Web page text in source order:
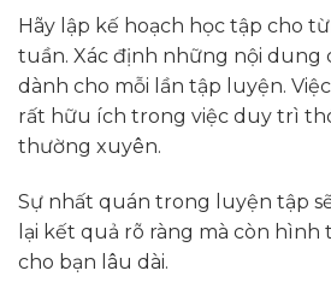
Hãy lập kế hoạch học tập cho
tuần. Xác định những nội dung
dành cho mỗi lần tập luyện.
rất hữu ích trong việc duy trì
thường xuyên.
Sự nhất quán trong luyện tập
lại kết quả rõ ràng mà còn
cho bạn lâu dài.